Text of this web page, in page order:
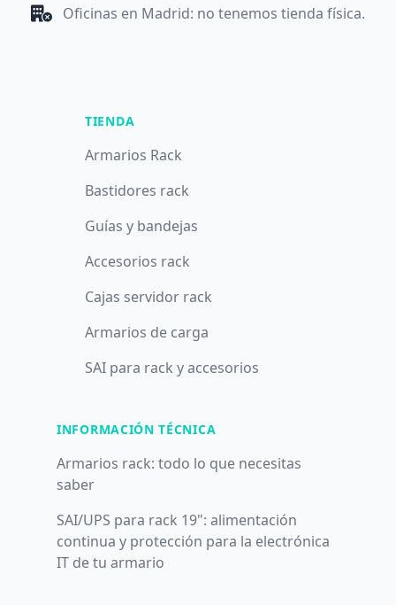
Oficinas en Madrid: no tenemos tienda física.
TIENDA
Armarios Rack
Bastidores rack
Guías y bandejas
Accesorios rack
Cajas servidor rack
Armarios de carga
SAI para rack y accesorios
INFORMACIÓN TÉCNICA
Armarios rack: todo lo que necesitas
saber
SAI/UPS para rack 19": alimentación
continua y protección para la electrónica
IT de tu armario